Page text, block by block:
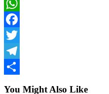
WhatsApp
Facebook
Twitter
Telegram
You Might Also Like